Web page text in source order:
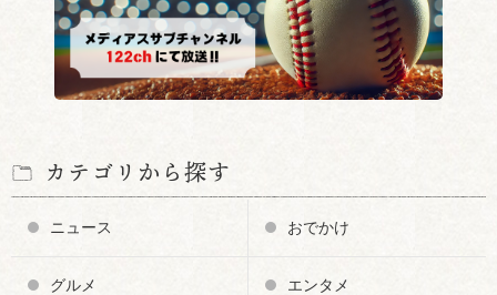
カテゴリから探す
ニュース おでかけ
グルメ エンタメ